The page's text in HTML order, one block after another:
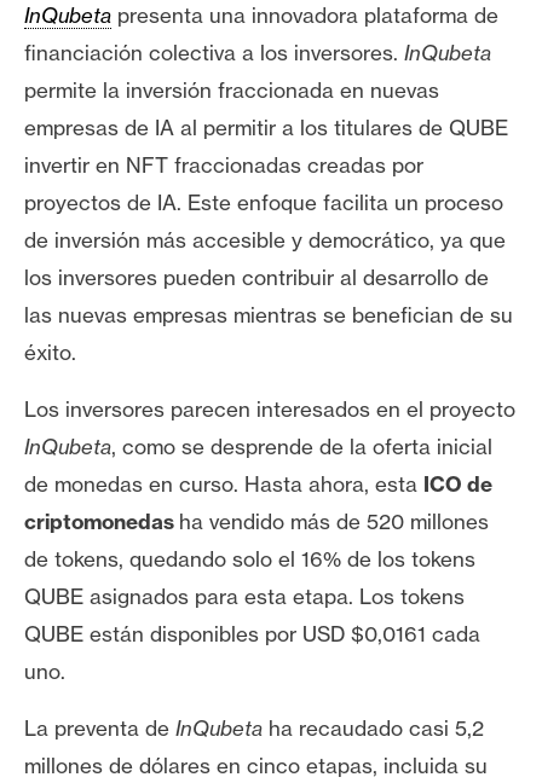
r
s
o
s
C
o
t
a
o
y
P
b
l
i
c
d
InQubeta presenta una innovadora plataforma de
financiación colectiva a los inversores. InQubeta
permite la inversión fraccionada en nuevas
empresas de IA al permitir a los titulares de QUBE
invertir en NFT fraccionadas creadas por
proyectos de IA. Este enfoque facilita un proceso
de inversión más accesible y democrático, ya que
los inversores pueden contribuir al desarrollo de
las nuevas empresas mientras se benefician de su
éxito.
Los inversores parecen interesados en el proyecto
InQubeta, como se desprende de la oferta inicial
de monedas en curso. Hasta ahora, esta ICO de
criptomonedas ha vendido más de 520 millones
de tokens, quedando solo el 16% de los tokens
QUBE asignados para esta etapa. Los tokens
QUBE están disponibles por USD $0,0161 cada
uno.
La preventa de InQubeta ha recaudado casi 5,2
millones de dólares en cinco etapas, incluida su